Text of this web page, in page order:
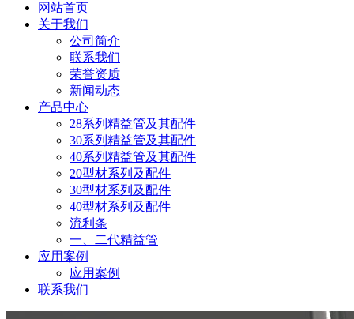
网站首页
关于我们
公司简介
联系我们
荣誉资质
新闻动态
产品中心
28系列精益管及其配件
30系列精益管及其配件
40系列精益管及其配件
20型材系列及配件
30型材系列及配件
40型材系列及配件
流利条
一、二代精益管
应用案例
应用案例
联系我们